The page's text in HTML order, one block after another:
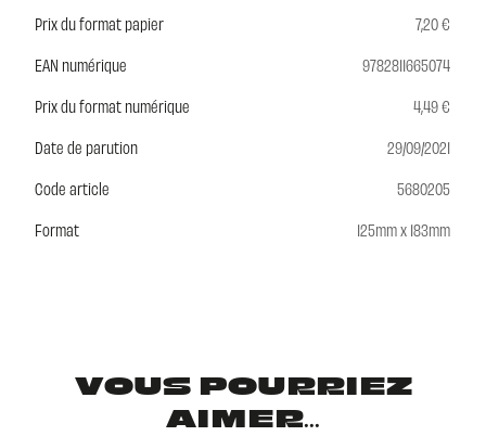
Prix du format papier
7,20 €
EAN numérique
9782811665074
Prix du format numérique
4,49 €
Date de parution
29/09/2021
Code article
5680205
Format
125mm x 183mm
VOUS POURRIEZ
AIMER...